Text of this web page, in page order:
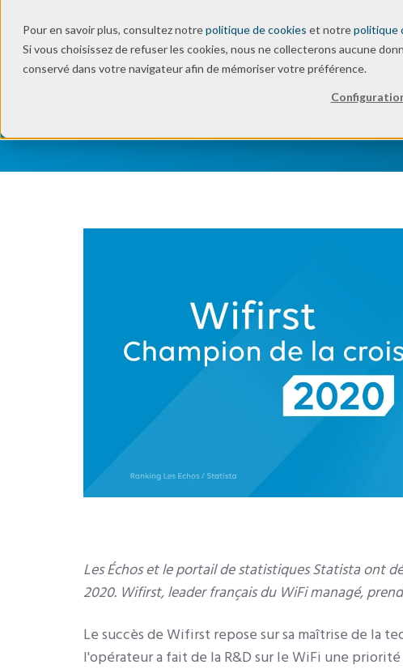
Pour en savoir plus, consultez notrepolitique de cookies et notrepolitique
Si vous choisissez de refuser les cookies, nous ne collecterons aucune
conservé dans votre navigateur afin de mémoriser votre préférence.
Secteurs
Wifirst, Champion
Les Échos et le portail de statistiques Statista ont
2020. Wifirst, leader français du WiFi managé,
Le succès de Wifirst repose sur sa maîtrise de la
l'opérateur a fait de la R&D sur le WiFi une